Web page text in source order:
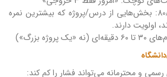
استفاده از قانون 80/20: بخش‌هایی از درس/پروژه که بیشترین نمره
اولویت دارند.
بزرگ»)
و محترمانه می‌تواند فشار را کم کند: